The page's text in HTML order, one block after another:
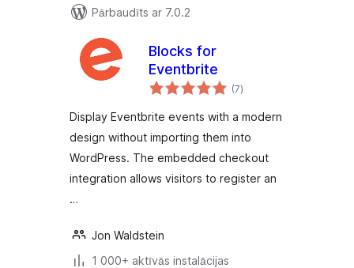
Pārbaudīts ar 7.0.2
Blocks for
Eventbrite
(7vērtējumu
kopsumma
)
Display Eventbrite events with a modern
design without importing them into
WordPress. The embedded checkout
integration allows visitors to register an
…
Jon Waldstein
1 000+ aktīvās instalācijas